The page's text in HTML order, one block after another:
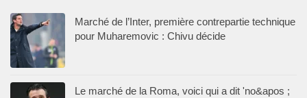
Marché de l’Inter, première contrepartie technique
pour Muharemovic : Chivu décide
Le marché de la Roma, voici qui a dit 'no&apos ;